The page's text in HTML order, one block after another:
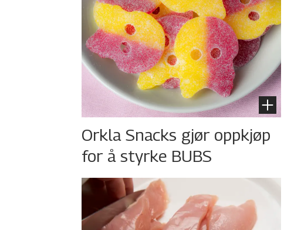
Orkla Snacks gjør oppkjøp
for å styrke BUBS